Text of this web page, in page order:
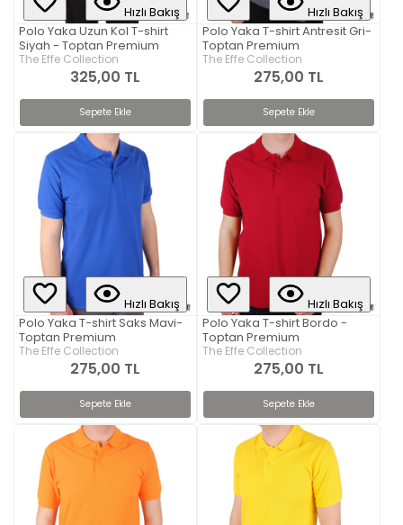
Hızlı Bakış
Polo Yaka Uzun Kol T-shirt
Siyah - Toptan Premium
The Effe Collection
325,00 TL
Sepete Ekle
Hızlı Bakış
Polo Yaka T-shirt Antresit Gri-
Toptan Premium
The Effe Collection
275,00 TL
Sepete Ekle
Hızlı Bakış
Polo Yaka T-shirt Saks Mavi-
Toptan Premium
The Effe Collection
275,00 TL
Sepete Ekle
Hızlı Bakış
Polo Yaka T-shirt Bordo -
Toptan Premium
The Effe Collection
275,00 TL
Sepete Ekle